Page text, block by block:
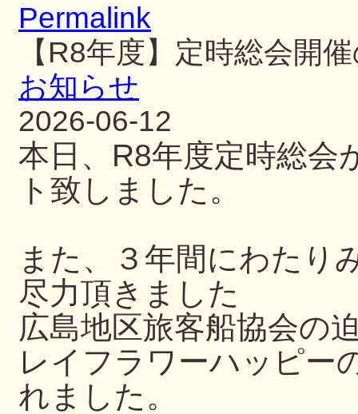
Permalink
【R8年度】定時総会開
お知らせ
2026-06-12
本日、R8年度定時総会
ト致しました。
また、３年間にわたり
尽力頂きました
広島地区旅客船協会の
レイフラワーハッピー
れました。